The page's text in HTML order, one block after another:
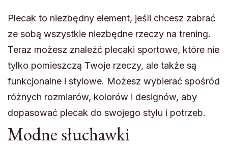
Plecak to niezbędny element, jeśli chcesz zabrać
ze sobą wszystkie niezbędne rzeczy na trening.
Teraz możesz znaleźć plecaki sportowe, które nie
tylko pomieszczą Twoje rzeczy, ale także są
funkcjonalne i stylowe. Możesz wybierać spośród
różnych rozmiarów, kolorów i designów, aby
dopasować plecak do swojego stylu i potrzeb.
Modne słuchawki